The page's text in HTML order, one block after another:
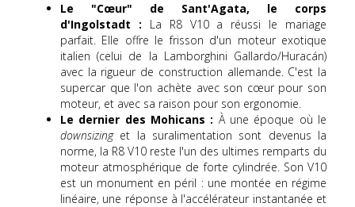
Le "Cœur" de Sant'Agata, le corps
d'Ingolstadt : La R8 V10 a réussi le mariage
parfait. Elle offre le frisson d'un moteur exotique
italien (celui de la Lamborghini Gallardo/Huracán)
avec la rigueur de construction allemande. C'est la
supercar que l'on achète avec son cœur pour son
moteur, et avec sa raison pour son ergonomie.
Le dernier des Mohicans : À une époque où le
downsizinget la suralimentation sont devenus la
norme, la R8 V10 reste l'un des ultimes remparts du
moteur atmosphérique de forte cylindrée. Son V10
est un monument en péril : une montée en régime
linéaire, une réponse à l'accélérateur instantanée et